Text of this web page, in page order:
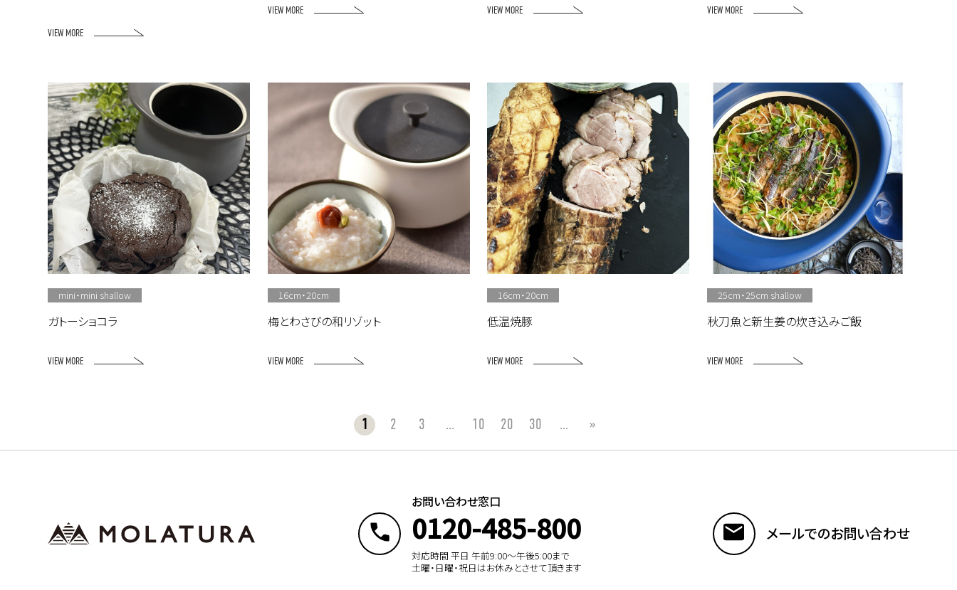
VIEW MORE
VIEW MORE VIEW MORE VIEW MORE
mini・mini shallow
ガトーショコラ
VIEW MORE
16cm・20cm
梅とわさびの和リゾット
VIEW MORE
16cm・20cm
低温焼豚
VIEW MORE
25cm・25cm shallow
秋刀魚と新生姜の炊き込みご飯
VIEW MORE
1 2 3 ... 10 20 30 ... »
お問い合わせ窓口
0120-485-800
対応時間 平日 午前9:00〜午後5:00まで
土曜・日曜・祝日はお休みとさせて頂きます
メールでのお問い合わせ